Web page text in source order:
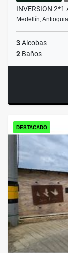
INVERSION 2*1
Medellín,
3Alcobas
2 Baños
DESTACADO